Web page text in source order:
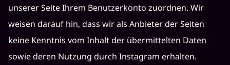
unserer Seite Ihrem Benutzerkonto zuordnen. Wir
weisen darauf hin, dass wir als Anbieter der Seiten
keine Kenntnis vom Inhalt der übermittelten Daten
sowie deren Nutzung durch Instagram erhalten.